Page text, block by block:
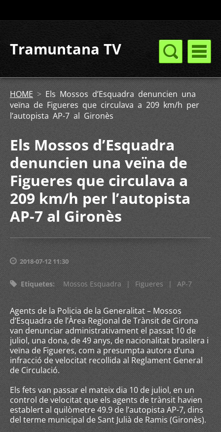
Tramuntana TV
HOME > Els Mossos d’Esquadra denuncien una
veïna de Figueres que circulava a 209 km/h per
l’autopista AP-7 al Gironès
Els Mossos d’Esquadra
denuncien una veïna de
Figueres que circulava a
209 km/h per l’autopista
AP-7 al Gironès
2018-07-12 11:30
Etiquetes: Mossos Esquadra | Figueres | AP-7
Agents de la Policia de la Generalitat – Mossos
d’Esquadra de l’Àrea Regional de Trànsit de Girona
van denunciar administrativament el passat 10 de
juliol, una dona, de 49 anys, de nacionalitat brasilera i
veïna de Figueres, com a presumpta autora d’una
infracció de velocitat recollida al Reglament General
de Circulació.
Els fets van passar el mateix dia 10 de juliol, en un
control de velocitat que els agents de trànsit havien
establert al quilòmetre 49.9 de l’autopista AP-7, dins
del terme municipal de Sant Julià de Ramis (Gironès).